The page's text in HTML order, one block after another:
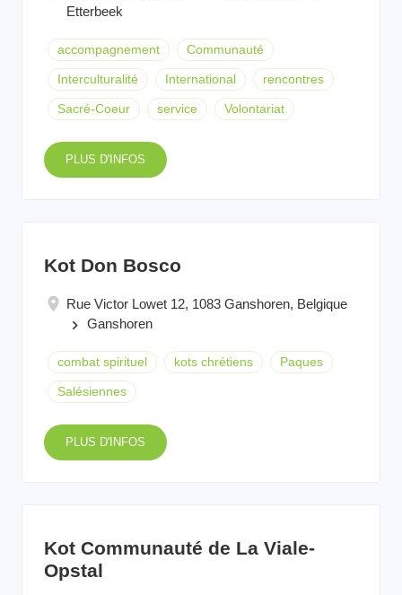
Etterbeek
accompagnement Communauté
Interculturalité International rencontres
Sacré-Coeur service Volontariat
PLUS D'INFOS
Kot Don Bosco
Rue Victor Lowet 12, 1083 Ganshoren, Belgique
keyboard_arrow_right Ganshoren
combat spirituel kots chrétiens Paques
Salésiennes
PLUS D'INFOS
Kot Communauté de La Viale-
Opstal